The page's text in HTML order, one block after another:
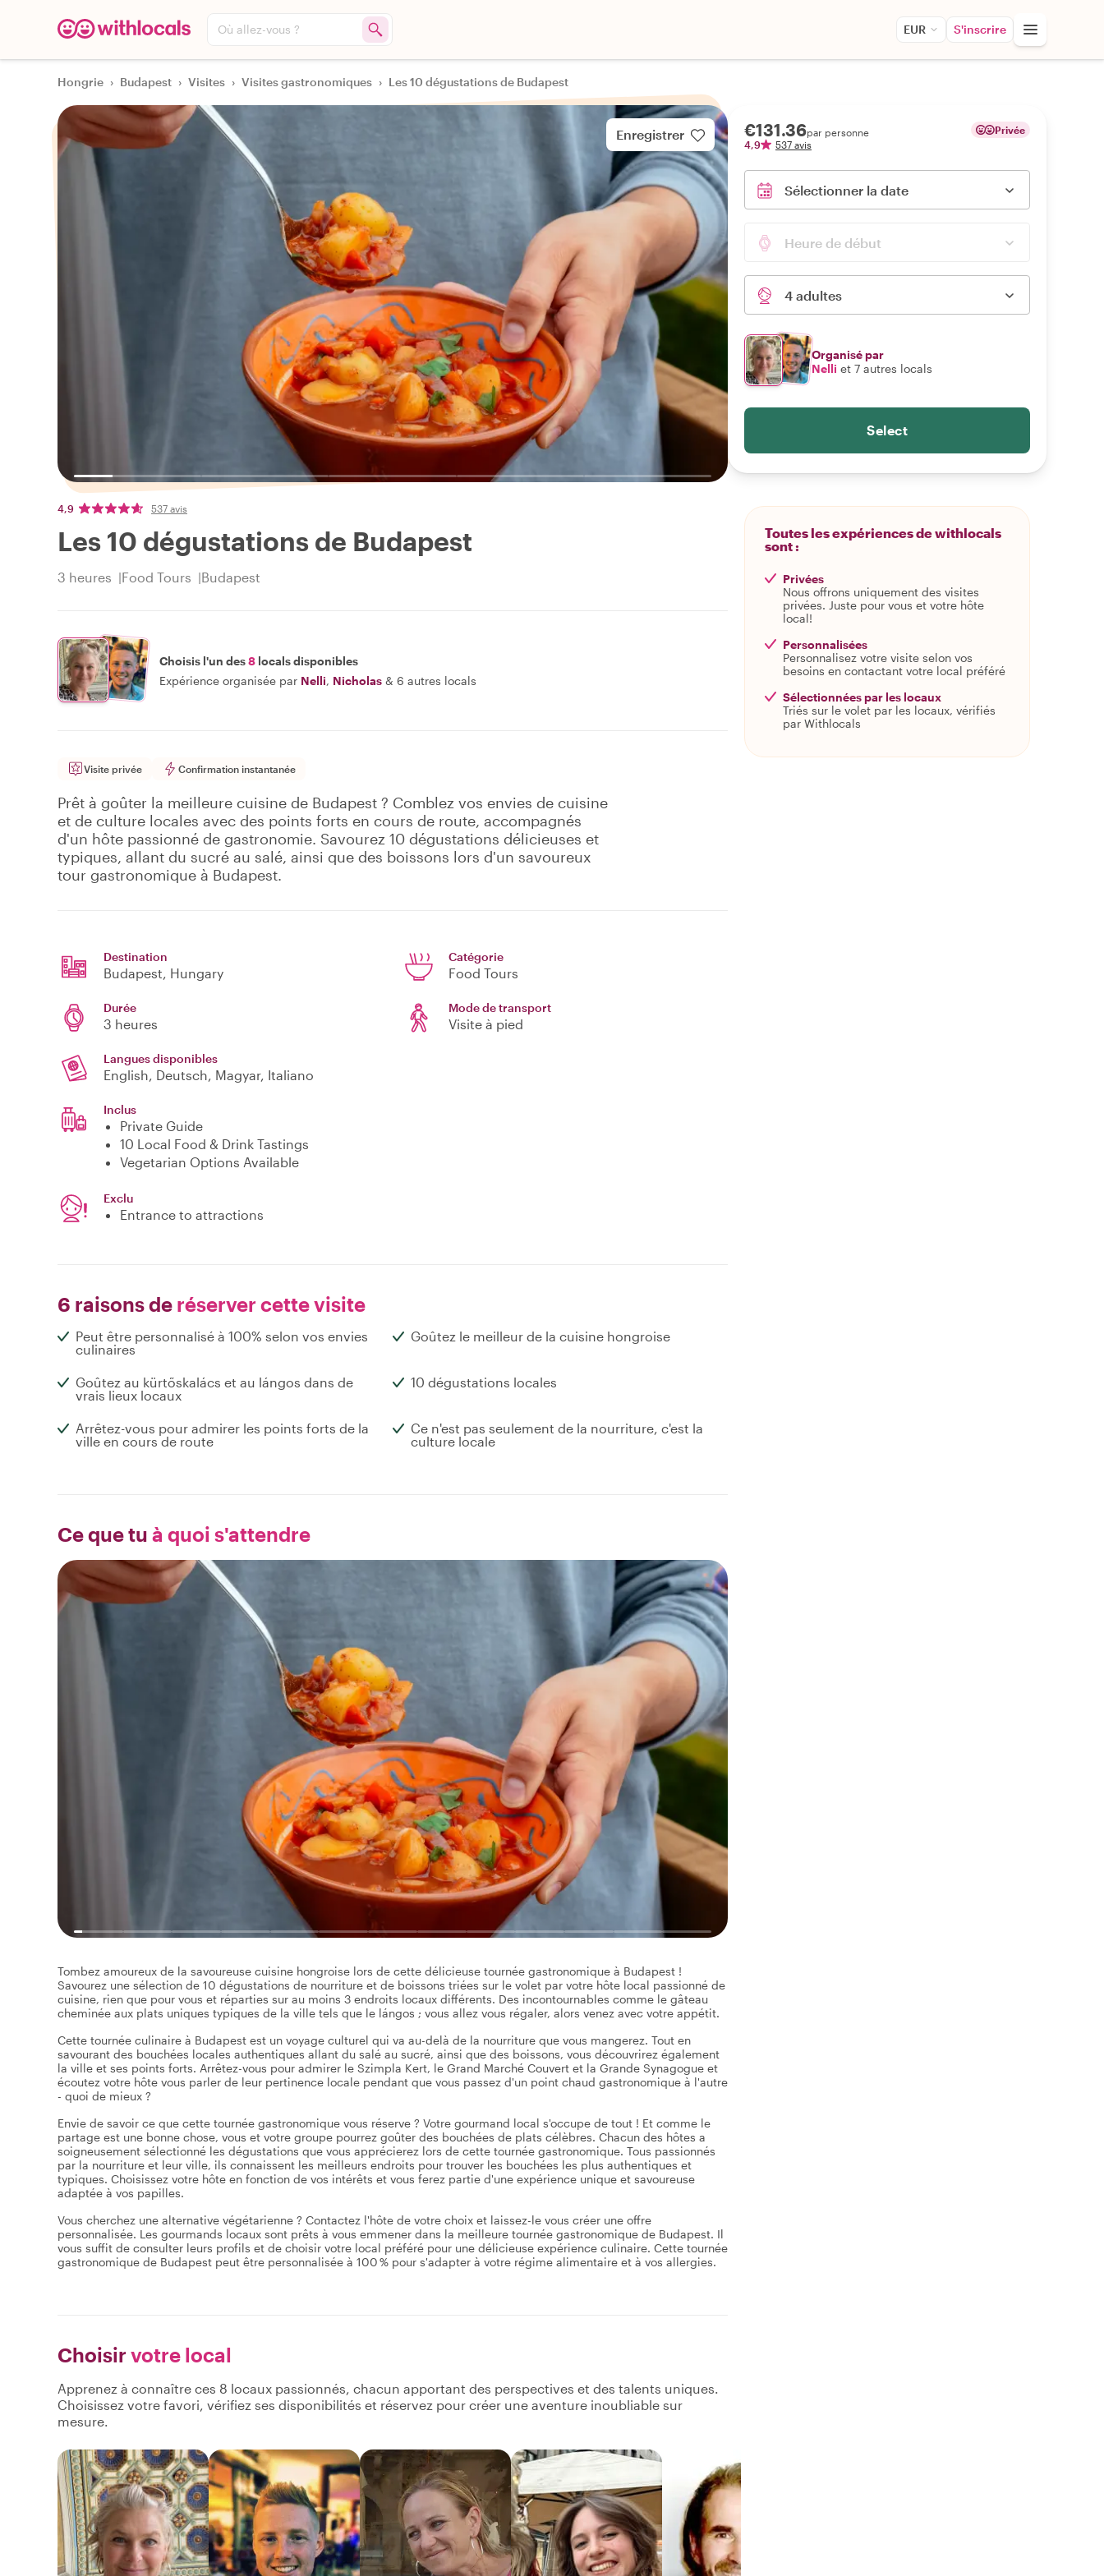
Où allez-vous ? EUR S'inscrire
Hongrie › Budapest › Visites › Visites gastronomiques › Les 10 dégustations de Budapest
Enregistrer
4,9 537 avis
Les 10 dégustations de Budapest
3 heures Food Tours Budapest
Choisis l'un des8 locals disponibles
Expérience organisée par Nelli, Nicholas & 6 autres locals
Visite privée Confirmation instantanée
Prêt à goûter la meilleure cuisine de Budapest ? Comblez vos envies de cuisine
et de culture locales avec des points forts en cours de route, accompagnés
d'un hôte passionné de gastronomie. Savourez 10 dégustations délicieuses et
typiques, allant du sucré au salé, ainsi que des boissons lors d'un savoureux
tour gastronomique à Budapest.
Destination
Budapest, Hungary
Catégorie
Food Tours
Durée
3 heures
Mode de transport
Visite à pied
Langues disponibles
English, Deutsch, Magyar, Italiano
Inclus
Private Guide
10 Local Food & Drink Tastings
Vegetarian Options Available
Exclu
Entrance to attractions
6 raisons de réserver cette visite
Peut être personnalisé à 100% selon vos envies
culinaires
Goûtez le meilleur de la cuisine hongroise
Goûtez au kürtőskalács et au lángos dans de
vrais lieux locaux
10 dégustations locales
Arrêtez-vous pour admirer les points forts de la
ville en cours de route
Ce n'est pas seulement de la nourriture, c'est la
culture locale
Ce que tu à quoi s'attendre
Tombez amoureux de la savoureuse cuisine hongroise lors de cette délicieuse tournée gastronomique à Budapest !
Savourez une sélection de 10 dégustations de nourriture et de boissons triées sur le volet par votre hôte local passionné de
cuisine, rien que pour vous et réparties sur au moins 3 endroits locaux différents. Des incontournables comme le gâteau
cheminée aux plats uniques typiques de la ville tels que le lángos ; vous allez vous régaler, alors venez avec votre appétit.
Cette tournée culinaire à Budapest est un voyage culturel qui va au-delà de la nourriture que vous mangerez. Tout en
savourant des bouchées locales authentiques allant du salé au sucré, ainsi que des boissons, vous découvrirez également
la ville et ses points forts. Arrêtez-vous pour admirer le Szimpla Kert, le Grand Marché Couvert et la Grande Synagogue et
écoutez votre hôte vous parler de leur pertinence locale pendant que vous passez d'un point chaud gastronomique à l'autre
- quoi de mieux ?
Envie de savoir ce que cette tournée gastronomique vous réserve ? Votre gourmand local s'occupe de tout ! Et comme le
partage est une bonne chose, vous et votre groupe pourrez goûter des bouchées de plats célèbres. Chacun des hôtes a
soigneusement sélectionné les dégustations que vous apprécierez lors de cette tournée gastronomique. Tous passionnés
par la nourriture et leur ville, ils connaissent les meilleurs endroits pour trouver les bouchées les plus authentiques et
typiques. Choisissez votre hôte en fonction de vos intérêts et vous ferez partie d'une expérience unique et savoureuse
adaptée à vos papilles.
Vous cherchez une alternative végétarienne ? Contactez l'hôte de votre choix et laissez-le vous créer une offre
personnalisée. Les gourmands locaux sont prêts à vous emmener dans la meilleure tournée gastronomique de Budapest. Il
vous suffit de consulter leurs profils et de choisir votre local préféré pour une délicieuse expérience culinaire. Cette tournée
gastronomique de Budapest peut être personnalisée à 100 % pour s'adapter à votre régime alimentaire et à vos allergies.
Choisir votre local
Apprenez à connaître ces 8 locaux passionnés, chacun apportant des perspectives et des talents uniques.
Choisissez votre favori, vérifiez ses disponibilités et réservez pour créer une aventure inoubliable sur
mesure.
€131.36par personne
4,9
537 avis
Privée
Sélectionner la date
Heure de début
4 adultes
Organisé par
Nelli et 7 autres locals
Select
Toutes les expériences de withlocals
sont :
Privées
Nous offrons uniquement des visites
privées. Juste pour vous et votre hôte
local!
Personnalisées
Personnalisez votre visite selon vos
besoins en contactant votre local préféré
Sélectionnées par les locaux
Triés sur le volet par les locaux, vérifiés
par Withlocals